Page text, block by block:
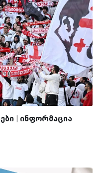
| ინფორმაცია